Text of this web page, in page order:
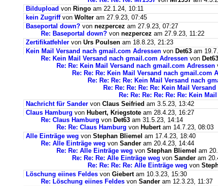
Bildupload von Ringo am 22.1.24, 10:11
kein Zugriffvon Wolter am 27.9.23, 07:45
Baseportal down? von nezpercez am 27.9.23, 07:27
Re: Baseportal down? von nezpercez am 27.9.23, 11:22
Zertifikatfehler von Urs Poulsen am 18.8.23, 21:23
Kein Mail Versand nach gmail.com Adressen von Det63 am
Re: Kein Mail Versand nach gmail.com Adressen von Det63
Re: Re: Kein Mail Versand nach gmail.com Adressen
Re: Re: Re: Kein Mail Versand nach gmail.com
Re: Re: Re: Re: Kein Mail Versand nach
Re: Re: Re: Re: Re: Kein Mail
Re: Re: Re: Re: Re: Re: Kein
Nachricht für Sander von Claus Seifried am 3.5.23, 13:42
Claus Hamburg von Hubert, Kriegstote am 28.4.23, 16:27
Re: Claus Hamburg von Det63 am 31.5.23, 14:14
Re: Re: Claus Hamburg von Hubertam 14.7.23, 08:03
Alle Einträge weg von Stephan Bliemel am 17.4.23, 18:40
Re: Alle Einträge weg von Sander am 20.4.23, 14:44
Re: Re: Alle Einträge weg von Stephan Bliemel am
Re: Re: Re: Alle Einträge weg von Sander am
Re: Re: Re: Re: Alle Einträge weg von
Löschung eiines Feldes von Giebertam 10.3.23, 15:30
Re: Löschung eiines Feldes von Sander am 12.3.23, 11:37